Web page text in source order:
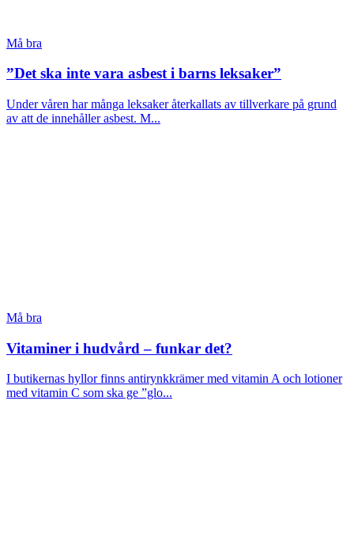
Må bra
”Det ska inte vara asbest i barns leksaker”
Under våren har många leksaker återkallats av tillverkare på grund
av att de innehåller asbest. M...
Må bra
Vitaminer i hudvård – funkar det?
I butikernas hyllor finns antirynkkrämer med vitamin A och lotioner
med vitamin C som ska ge ”glo...